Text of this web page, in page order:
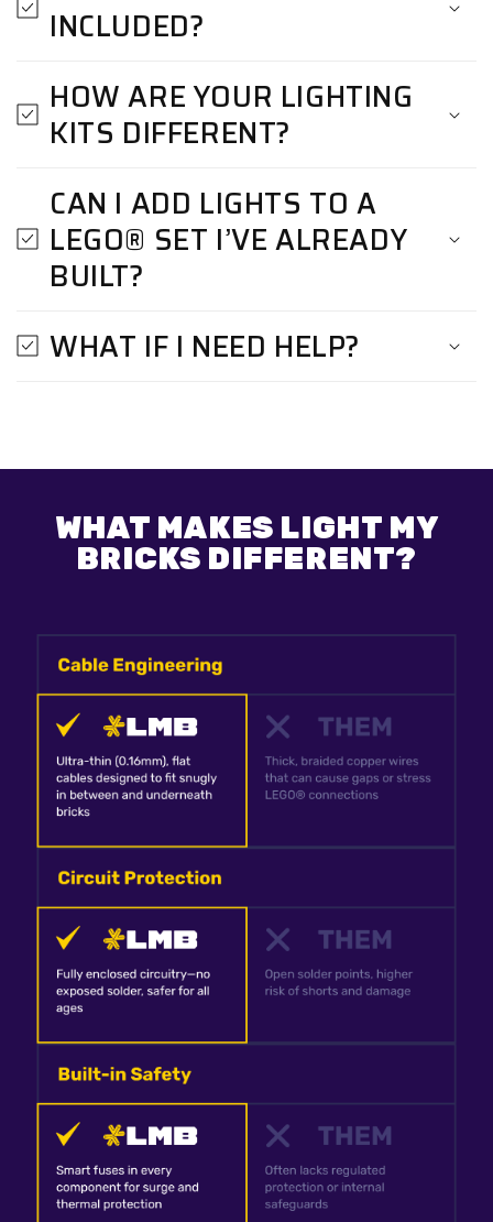
INCLUDED?
HOW ARE YOUR LIGHTING
KITS DIFFERENT?
CAN I ADD LIGHTS TO A
LEGO® SET I’VE ALREADY
BUILT?
WHAT IF I NEED HELP?
WHAT MAKES LIGHT MY
BRICKS DIFFERENT?